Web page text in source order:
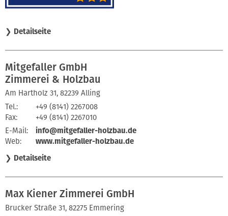
❯ Detailseite
Mitgefaller GmbH
Zimmerei & Holzbau
Am Hartholz 31, 82239 Alling
Tel.:
+49 (8141) 2267008
Fax:
+49 (8141) 2267010
E-Mail:
info@mitgefaller-holzbau.de
Web:
www.mitgefaller-holzbau.de
❯ Detailseite
Max Kiener Zimmerei GmbH
Brucker Straße 31, 82275 Emmering